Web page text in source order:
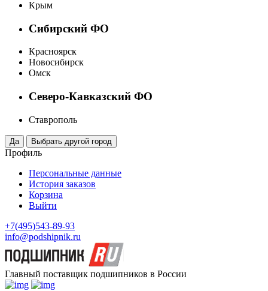
Крым
Сибирский ФО
Красноярск
Новосибирск
Омск
Северо-Кавказский ФО
Ставрополь
Профиль
Персональные данные
История заказов
Корзина
Выйти
+7(495)543-89-93
info@podshipnik.ru
Главный поставщик подшипников в России